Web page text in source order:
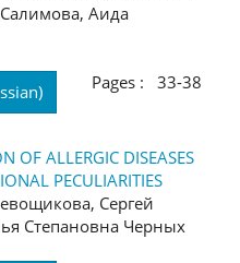
Аида
Pages : 33-38
OF ALLERGIC DISEASES
PECULIARITIES
Сергей
Степановна Черных